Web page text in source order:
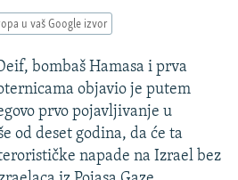
u vaš Google izvor
bombaš Hamasa i prva
objavio je putem
prvo pojavljivanje u
od deset godina, da će ta
napade na Izrael bez